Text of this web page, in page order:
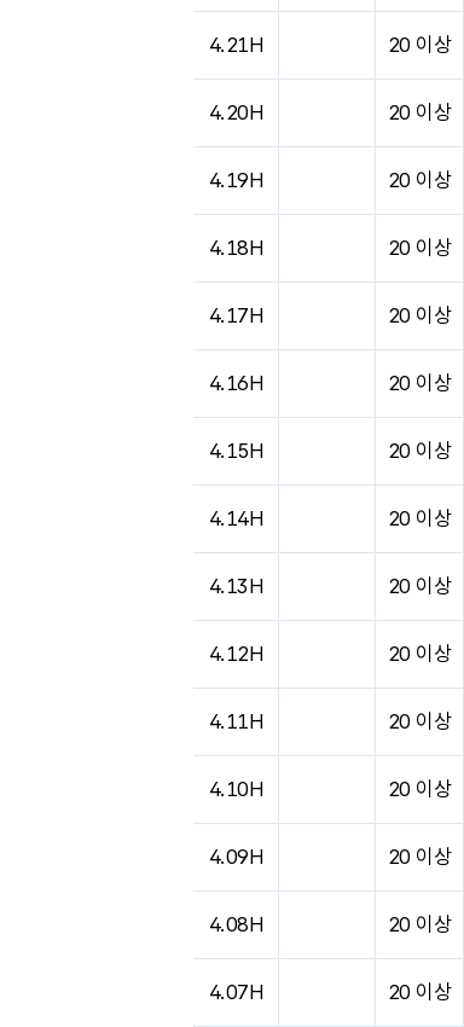
4.21H 20 이상
4.20H 20 이상
4.19H 20 이상
4.18H 20 이상
4.17H 20 이상
4.16H 20 이상
4.15H 20 이상
4.14H 20 이상
4.13H 20 이상
4.12H 20 이상
4.11H 20 이상
4.10H 20 이상
4.09H 20 이상
4.08H 20 이상
4.07H 20 이상